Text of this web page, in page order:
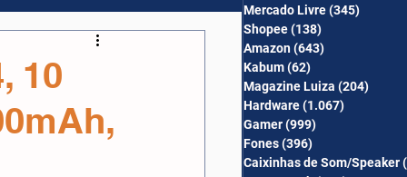
Projetor
Banggood
10
Mercado Livre(345)
Shopee(138)
Amazon(643)
Kabum(62)
Magazine Luiza (204)
Hardware(1.067)
Gamer(999)
Fones(396)
Caixinhas de Som/Speaker